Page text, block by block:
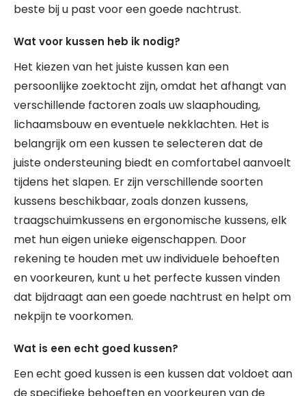
beste bij u past voor een goede nachtrust.
Wat voor kussen heb ik nodig?
Het kiezen van het juiste kussen kan een
persoonlijke zoektocht zijn, omdat het afhangt van
verschillende factoren zoals uw slaaphouding,
lichaamsbouw en eventuele nekklachten. Het is
belangrijk om een kussen te selecteren dat de
juiste ondersteuning biedt en comfortabel aanvoelt
tijdens het slapen. Er zijn verschillende soorten
kussens beschikbaar, zoals donzen kussens,
traagschuimkussens en ergonomische kussens, elk
met hun eigen unieke eigenschappen. Door
rekening te houden met uw individuele behoeften
en voorkeuren, kunt u het perfecte kussen vinden
dat bijdraagt aan een goede nachtrust en helpt om
nekpijn te voorkomen.
Wat is een echt goed kussen?
Een echt goed kussen is een kussen dat voldoet aan
de specifieke behoeften en voorkeuren van de